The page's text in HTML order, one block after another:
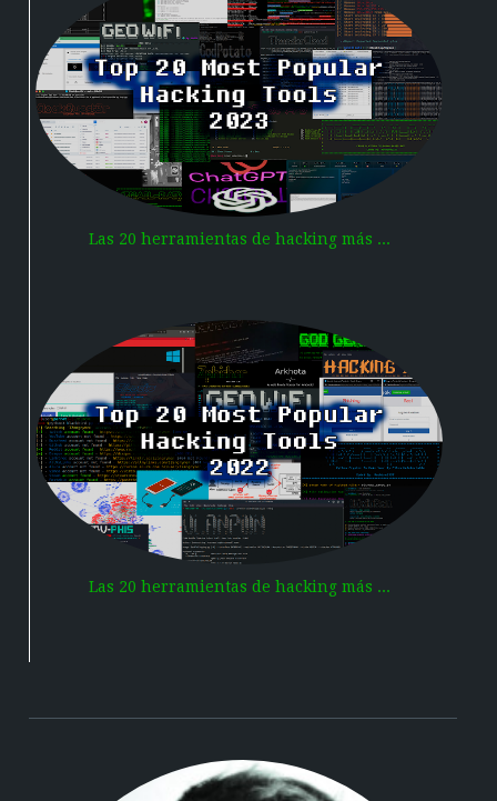
Las 20 herramientas de hacking más ...
Las 20 herramientas de hacking más ...